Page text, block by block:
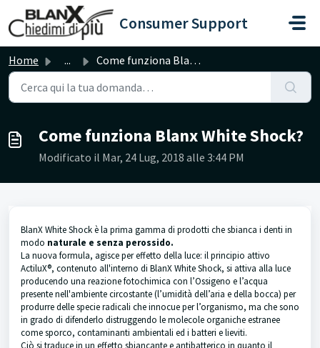
Salta al contenuto principale
Consumer Support
Home ... Come funziona Blanx White Shock?
Come funziona Blanx White Shock?
Modificato il Mar, 24 Lug, 2018 alle 3:44 PM
BlanX White Shock è la prima gamma di prodotti che sbianca i denti in
modo naturale e senza perossido.
La nuova formula, agisce per effetto della luce: il principio attivo
ActiluX®, contenuto all'interno di BlanX White Shock, si attiva alla luce
producendo una reazione fotochimica con l’Ossigeno e l’acqua
presente nell'ambiente circostante (l’umidità dell’aria e della bocca) per
produrre delle specie radicali che innocue per l’organismo, ma che sono
in grado di difenderlo distruggendo le molecole organiche estranee
come sporco, contaminanti ambientali ed i batteri e lieviti.
Ciò si traduce in un effetto sbiancante e antibatterico in quanto il